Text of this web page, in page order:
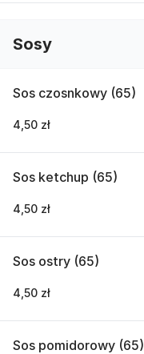
Sosy
Sos czosnkowy (65)
4,50 zł
Sos ketchup (65)
4,50 zł
Sos ostry (65)
4,50 zł
Sos pomidorowy (65)